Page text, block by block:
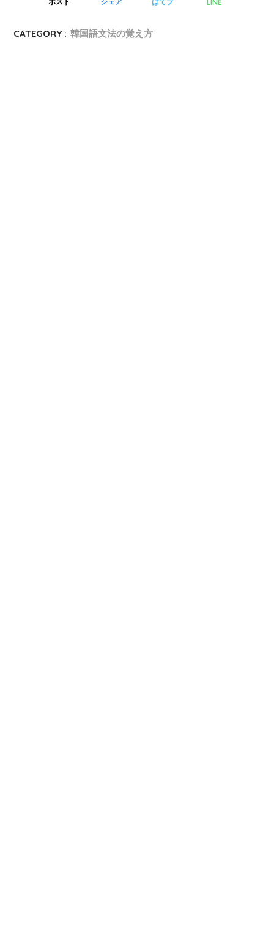
ポスト シェア はてブ LINE
CATEGORY : 韓国語文法の覚え方